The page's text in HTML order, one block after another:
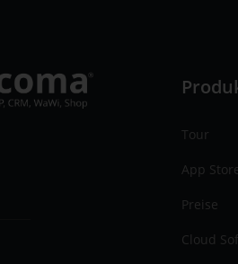
Tour
App
Preise
Cloud